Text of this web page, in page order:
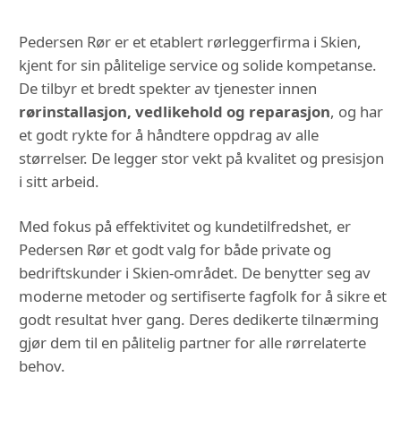
Pedersen Rør er et etablert rørleggerfirma i Skien,
kjent for sin pålitelige service og solide kompetanse.
De tilbyr et bredt spekter av tjenester innen
rørinstallasjon, vedlikehold og reparasjon, og har
et godt rykte for å håndtere oppdrag av alle
størrelser. De legger stor vekt på kvalitet og presisjon
i sitt arbeid.
Med fokus på effektivitet og kundetilfredshet, er
Pedersen Rør et godt valg for både private og
bedriftskunder i Skien-området. De benytter seg av
moderne metoder og sertifiserte fagfolk for å sikre et
godt resultat hver gang. Deres dedikerte tilnærming
gjør dem til en pålitelig partner for alle rørrelaterte
behov.